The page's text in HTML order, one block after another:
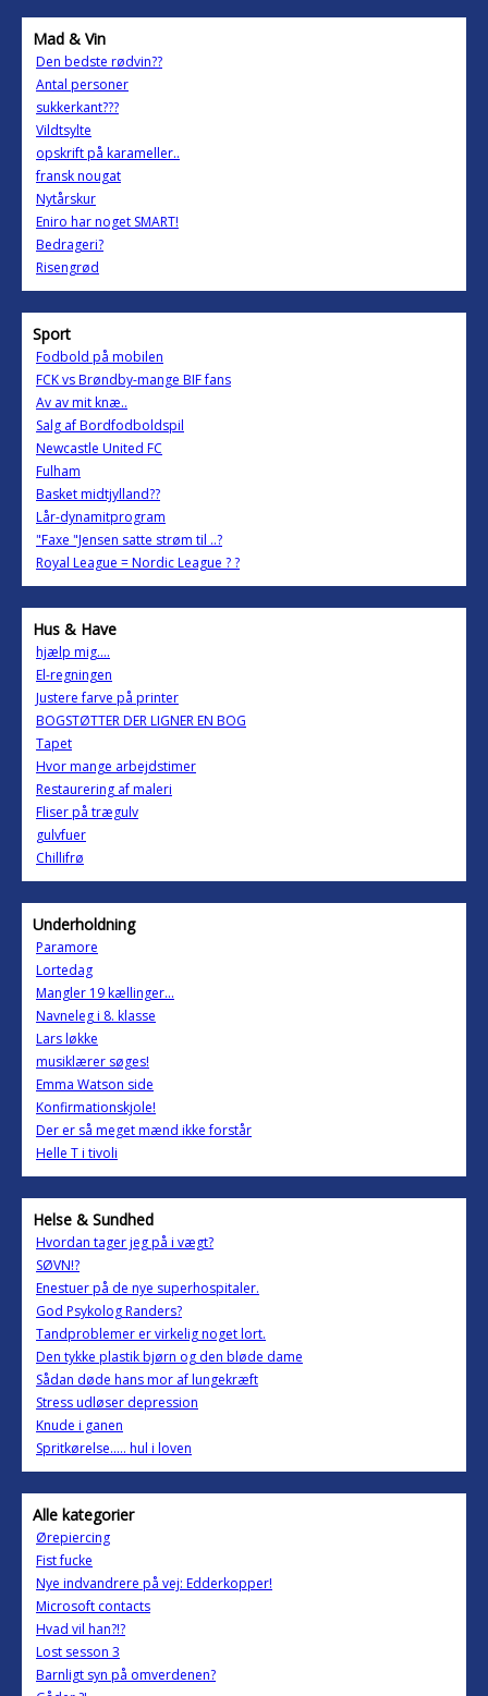
Mad & Vin
Den bedste rødvin??
Antal personer
sukkerkant???
Vildtsylte
opskrift på karameller..
fransk nougat
Nytårskur
Eniro har noget SMART!
Bedrageri?
Risengrød
Sport
Fodbold på mobilen
FCK vs Brøndby-mange BIF fans
Av av mit knæ..
Salg af Bordfodboldspil
Newcastle United FC
Fulham
Basket midtjylland??
Lår-dynamitprogram
"Faxe "Jensen satte strøm til ..?
Royal League = Nordic League ? ?
Hus & Have
hjælp mig....
El-regningen
Justere farve på printer
BOGSTØTTER DER LIGNER EN BOG
Tapet
Hvor mange arbejdstimer
Restaurering af maleri
Fliser på trægulv
gulvfuer
Chillifrø
Underholdning
Paramore
Lortedag
Mangler 19 kællinger...
Navneleg i 8. klasse
Lars løkke
musiklærer søges!
Emma Watson side
Konfirmationskjole!
Der er så meget mænd ikke forstår
Helle T i tivoli
Helse & Sundhed
Hvordan tager jeg på i vægt?
SØVN!?
Enestuer på de nye superhospitaler.
God Psykolog Randers?
Tandproblemer er virkelig noget lort.
Den tykke plastik bjørn og den bløde dame
Sådan døde hans mor af lungekræft
Stress udløser depression
Knude i ganen
Spritkørelse..... hul i loven
Alle kategorier
Ørepiercing
Fist fucke
Nye indvandrere på vej: Edderkopper!
Microsoft contacts
Hvad vil han?!?
Lost sesson 3
Barnligt syn på omverdenen?